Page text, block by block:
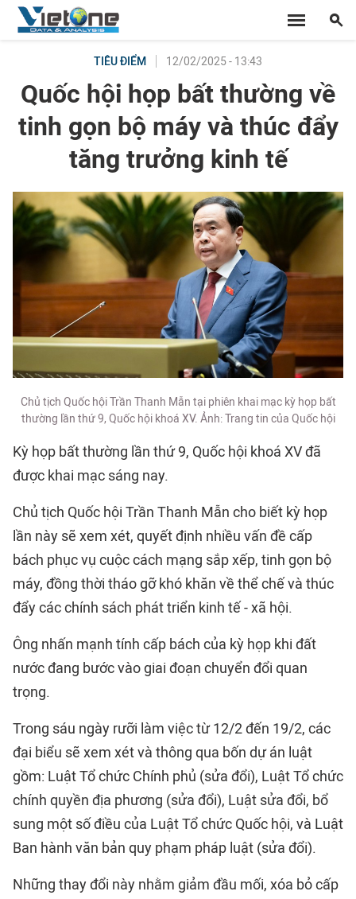
TIÊU ĐIỂM 12/02/2025 - 13:43
Quốc hội họp bất thường về
tinh gọn bộ máy và thúc đẩy
tăng trưởng kinh tế
Chủ tịch Quốc hội Trần Thanh Mẫn tại phiên khai mạc kỳ họp bất
thường lần thứ 9, Quốc hội khoá XV. Ảnh: Trang tin của Quốc hội
Kỳ họp bất thường lần thứ 9, Quốc hội khoá XV đã
được khai mạc sáng nay.
Chủ tịch Quốc hội Trần Thanh Mẫn cho biết kỳ họp
lần này sẽ xem xét, quyết định nhiều vấn đề cấp
bách phục vụ cuộc cách mạng sắp xếp, tinh gọn bộ
máy, đồng thời tháo gỡ khó khăn về thể chế và thúc
đẩy các chính sách phát triển kinh tế - xã hội.
Ông nhấn mạnh tính cấp bách của kỳ họp khi đất
nước đang bước vào giai đoạn chuyển đổi quan
trọng.
Trong sáu ngày rưỡi làm việc từ 12/2 đến 19/2, các
đại biểu sẽ xem xét và thông qua bốn dự án luật
gồm: Luật Tổ chức Chính phủ (sửa đổi), Luật Tổ chức
chính quyền địa phương (sửa đổi), Luật sửa đổi, bổ
sung một số điều của Luật Tổ chức Quốc hội, và Luật
Ban hành văn bản quy phạm pháp luật (sửa đổi).
Những thay đổi này nhằm giảm đầu mối, xóa bỏ cấp